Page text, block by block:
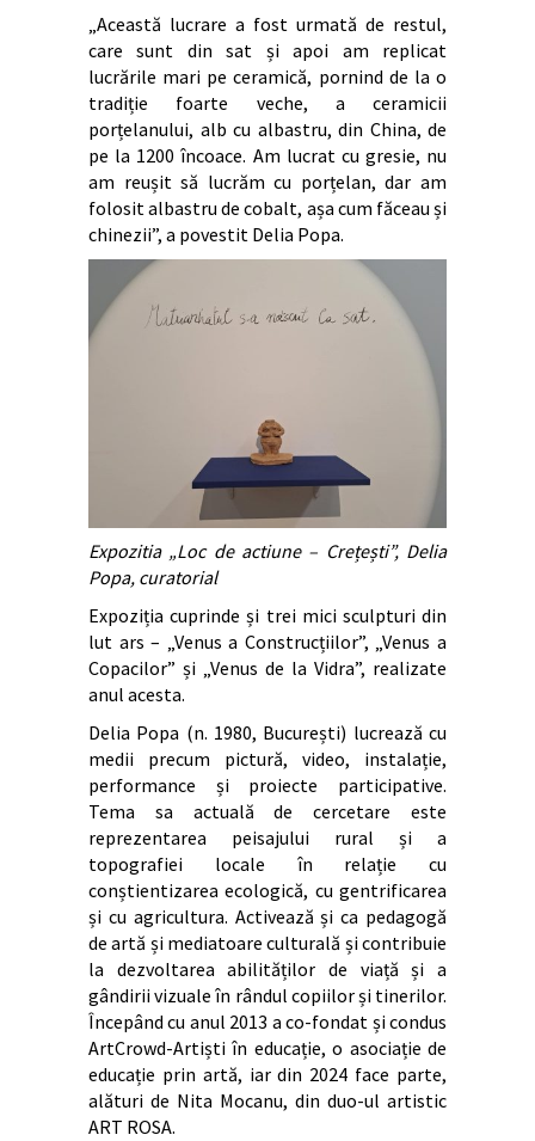
„Această lucrare a fost urmată de restul,
care sunt din sat și apoi am replicat
lucrările mari pe ceramică, pornind de la o
tradiție foarte veche, a ceramicii
porțelanului, alb cu albastru, din China, de
pe la 1200 încoace. Am lucrat cu gresie, nu
am reușit să lucrăm cu porțelan, dar am
folosit albastru de cobalt, așa cum făceau și
chinezii”, a povestit Delia Popa.
Expozitia „Loc de actiune – Crețești”, Delia
Popa, curatorial
Expoziția cuprinde și trei mici sculpturi din
lut ars – „Venus a Construcțiilor”, „Venus a
Copacilor” și „Venus de la Vidra”, realizate
anul acesta.
Delia Popa (n. 1980, București) lucrează cu
medii precum pictură, video, instalație,
performance și proiecte participative.
Tema sa actuală de cercetare este
reprezentarea peisajului rural și a
topografiei locale în relație cu
conștientizarea ecologică, cu gentrificarea
și cu agricultura. Activează și ca pedagogă
de artă și mediatoare culturală și contribuie
la dezvoltarea abilităților de viață și a
gândirii vizuale în rândul copiilor și tinerilor.
Începând cu anul 2013 a co-fondat și condus
ArtCrowd-Artiști în educație, o asociație de
educație prin artă, iar din 2024 face parte,
alături de Nita Mocanu, din duo-ul artistic
ART ROSA.